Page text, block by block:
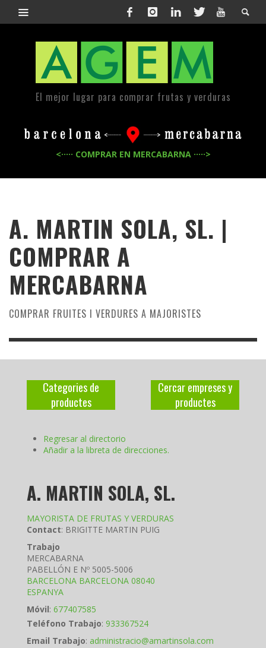
El mejor lugar para comprar frutas y verduras
<····· COMPRAR EN MERCABARNA ·····>
A. MARTIN SOLA, SL. |
COMPRAR A
MERCABARNA
COMPRAR FRUITES I VERDURES A MAJORISTES
Categories de
productes
Cercar empreses y
productes
Regresar al directorio
Añadir a la libreta de direcciones.
A. MARTIN SOLA, SL.
MAYORISTA DE FRUTAS Y VERDURAS
Contact: BRIGITTE MARTIN PUIG
Trabajo
MERCABARNA
PABELLÓN E Nº 5005-5006
BARCELONA BARCELONA 08040
ESPANYA
Móvil: 677407585
Teléfono Trabajo: 933367524
Email Trabajo: administracio@amartinsola.com